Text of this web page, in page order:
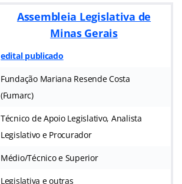
Assembleia Legislativa de
Minas Gerais
edital publicado
Fundação Mariana Resende Costa
(Fumarc)
Técnico de Apoio Legislativo, Analista
Legislativo e Procurador
Médio/Técnico e Superior
Legislativa e outras